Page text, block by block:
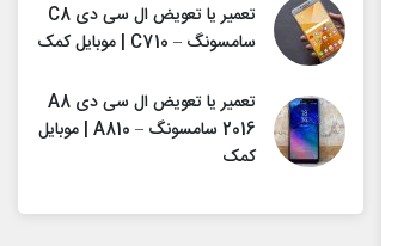
تعمیر یا تعویض ال سی دی C8
سامسونگ – C710 | موبایل کمک
تعمیر یا تعویض ال سی دی A8
2016 سامسونگ – A810 | موبایل
کمک